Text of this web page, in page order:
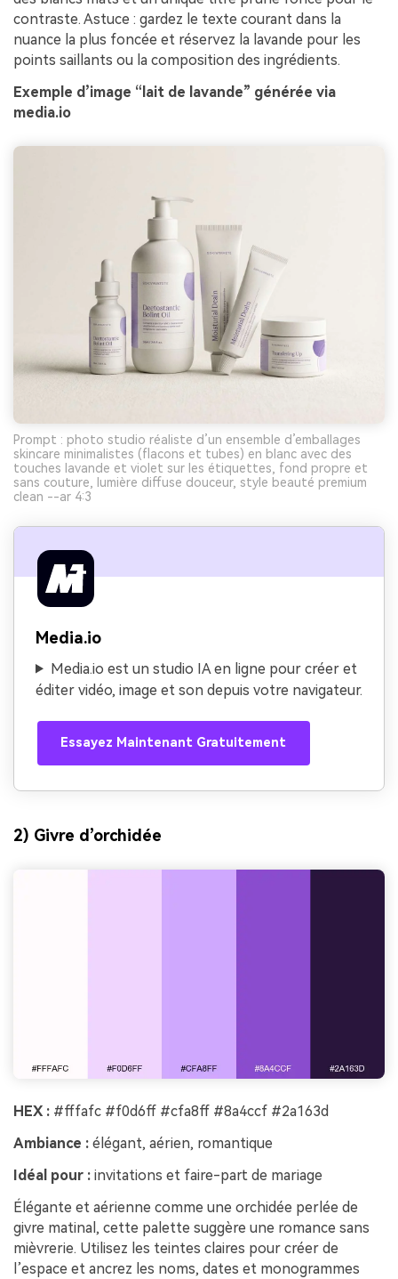
contraste. Astuce : gardez le texte courant dans la
nuance la plus foncée et réservez la lavande pour les
points saillants ou la composition des ingrédients.
Exemple d’image “lait de lavande” générée via
media.io
Prompt : photo studio réaliste d’un ensemble d’emballages
skincare minimalistes (flacons et tubes) en blanc avec des
touches lavande et violet sur les étiquettes, fond propre et
sans couture, lumière diffuse douceur, style beauté premium
clean --ar 4:3
Media.io
Media.io est un studio IA en ligne pour créer et
éditer vidéo, image et son depuis votre navigateur.
Essayez Maintenant Gratuitement
2) Givre d’orchidée
HEX : #fffafc #f0d6ff #cfa8ff #8a4ccf #2a163d
Ambiance : élégant, aérien, romantique
Idéal pour : invitations et faire-part de mariage
Élégante et aérienne comme une orchidée perlée de
givre matinal, cette palette suggère une romance sans
mièvrerie. Utilisez les teintes claires pour créer de
l’espace et ancrez les noms, dates et monogrammes